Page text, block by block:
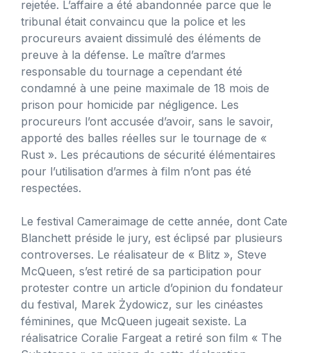
rejetée. L’affaire a été abandonnée parce que le
tribunal était convaincu que la police et les
procureurs avaient dissimulé des éléments de
preuve à la défense. Le maître d’armes
responsable du tournage a cependant été
condamné à une peine maximale de 18 mois de
prison pour homicide par négligence. Les
procureurs l’ont accusée d’avoir, sans le savoir,
apporté des balles réelles sur le tournage de «
Rust ». Les précautions de sécurité élémentaires
pour l’utilisation d’armes à film n’ont pas été
respectées.
Le festival Cameraimage de cette année, dont Cate
Blanchett préside le jury, est éclipsé par plusieurs
controverses. Le réalisateur de « Blitz », Steve
McQueen, s’est retiré de sa participation pour
protester contre un article d’opinion du fondateur
du festival, Marek Żydowicz, sur les cinéastes
féminines, que McQueen jugeait sexiste. La
réalisatrice Coralie Fargeat a retiré son film « The